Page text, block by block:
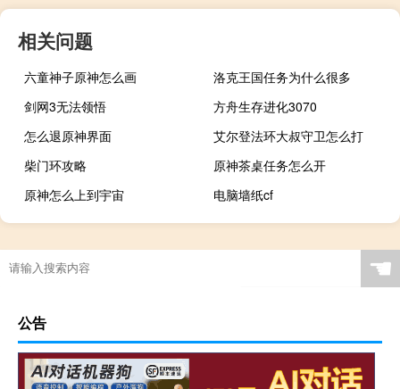
相关问题
六童神子原神怎么画
洛克王国任务为什么很多
剑网3无法领悟
方舟生存进化3070
怎么退原神界面
艾尔登法环大叔守卫怎么打
柴门环攻略
原神茶桌任务怎么开
原神怎么上到宇宙
电脑墙纸cf
☚
公告